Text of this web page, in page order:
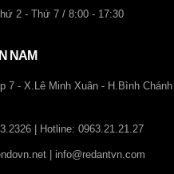
Thứ 2 - Thứ 7 / 8:00 - 17:30
NAM
7 - X.Lê Minh Xuân - H.Bình Chánh
| Hotline: 0963.21.21.27
| info@redantvn.com